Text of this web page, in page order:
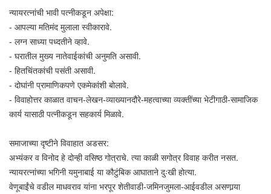
न्यायरत्नांची भावी पत्नीकडून अपेक्षा:
- आपल्या मतिमंद मुलाला स्वीकारावे.
- लग्न साध्या पध्दतीने व्हावे.
- घरातील मुख्य नातेवाईकांची अनुमति असावी.
- हितचिंतकांची पसंती असावी.
- दोघांनी प्रामाणिकपणे एकमेकांशी बोलावे.
- विवाहोत्तर काळात वाचन-लेखन-व्याख्यानदौरे-महत्वाच्या व्यक्तींच्या भेटीगाठी-सामाजिक
कार्य यासाठी पत्नीकडून सहकार्य मिळावे.
समाजाच्या दृष्टीने विवाहात अडसर:
अभ्यंकर व विनोद हे दोन्ही वसिष्ठ गोत्राचे. त्या काळी सगोत्र विवाह करीत नसत.
न्यायरत्नांच्या भगिनी यमुनाबाई या कौटुंबिक आघाताने दुःखी होत्या.
वेणूबाईंचे वडील माधवराव यांना भरपूर शेतीवाडी-जमिनजुमला-आईवडील असणार्‍या